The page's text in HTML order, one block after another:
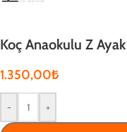
Koç Anaokulu Z
1.350,00₺
- +